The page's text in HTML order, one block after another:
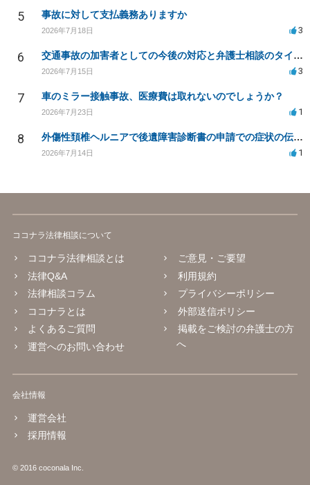
5 事故に対して支払義務ありますか
2026年7月18日 3
6 交通事故の加害者としての今後の対応と弁護士相談のタイミングは？
2026年7月15日 3
7 車のミラー接触事故、医療費は取れないのでしょうか？
2026年7月23日 1
8 外傷性頚椎ヘルニアで後遺障害診断書の申請での症状の伝え方等
2026年7月14日 1
ココナラ法律相談について
ココナラ法律相談とは
法律Q&A
法律相談コラム
ココナラとは
よくあるご質問
運営へのお問い合わせ
ご意見・ご要望
利用規約
プライバシーポリシー
外部送信ポリシー
掲載をご検討の弁護士の方
へ
会社情報
運営会社
採用情報
© 2016 coconala Inc.